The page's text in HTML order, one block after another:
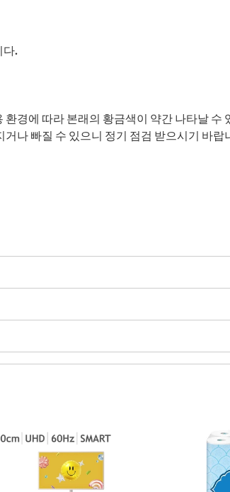
다.
경에 따라 본래의 황금색이 약간 나타날 수
나 빠질 수 있으니 정기 점검 받으시기 바랍